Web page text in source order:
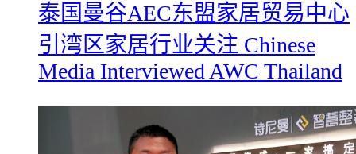
​泰国曼谷AEC东盟家居贸易中心
引湾区家居行业关注 Chinese
Media Interviewed AWC Thailand